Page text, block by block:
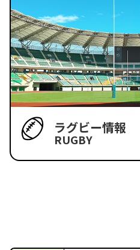
ラグビー情報
RUGBY